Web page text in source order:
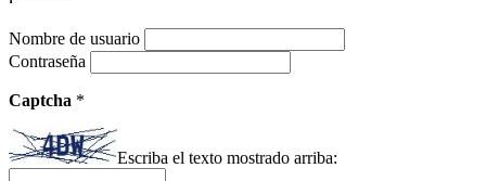
Nombre de usuario
Contraseña
Captcha *
Escriba el texto mostrado arriba: